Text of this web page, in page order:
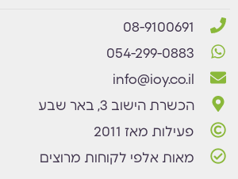
08-9100691
054-299-0883
info@ioy.co.il
הכשרת הישוב 3, באר שבע
פעילות מאז 2011
מאות אלפי לקוחות מרוצים